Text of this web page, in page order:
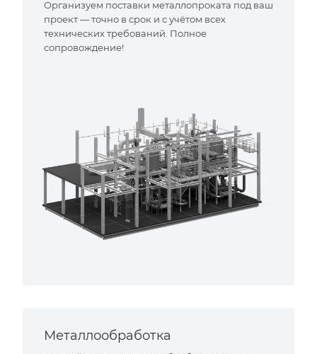
Организуем поставки металлопроката под ваш
проект — точно в срок и с учётом всех
технических требований. Полное
сопровождение!
Металлообработка